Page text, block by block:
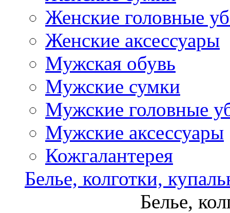
Женские головные
Женские аксессуары
Мужская обувь
Мужские сумки
Мужские головные
Мужские аксессуары
Кожгалантерея
Белье, колготки,
Белье,